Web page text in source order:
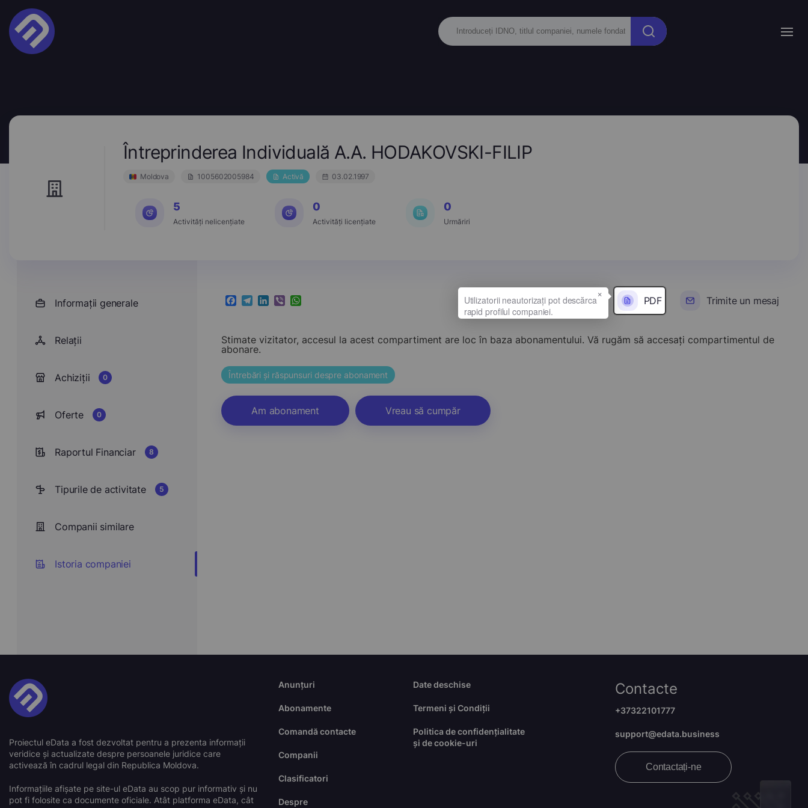
Întreprinderea Individuală A.A. HODAKOVSKI-FILIP
Moldova 1005602005984 Activă 03.02.1997
5
Activități nelicențiate
0
Activități licențiate
0
Urmăriri
Informații generale
Relații
Achiziții 0
Oferte 0
Raportul Financiar 8
Tipurile de activitate 5
Companii similare
Istoria companiei
Facebook
Telegram
LinkedIn
ViberWhatsApp PDF Trimite un mesaj
Stimate vizitator, accesul la acest compartiment are loc în baza abonamentului. Vă rugăm să accesați compartimentul de
abonare.
Întrebări și răspunsuri despre abonament
Am abonament Vreau să cumpăr
Proiectul eData a fost dezvoltat pentru a prezenta informații
veridice și actualizate despre persoanele juridice care
activează în cadrul legal din Republica Moldova.
Informațiile afișate pe site-ul eData au scop pur informativ și nu
pot fi folosite ca documente oficiale. Atât platforma eData, cât
Anunțuri
Abonamente
Comandă contacte
Companii
Clasificatori
Despre
Date deschise
Termeni și Condiții
Politica de confidențialitate
și de cookie-uri
Contacte
+37322101777
support@edata.business
Contactați-ne
×